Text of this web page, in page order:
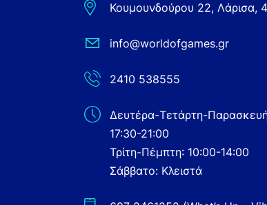
Κουμουνδούρου 22, Λάρισα,
info@worldofgames.gr
2410 538555
Δευτέρα-Τετάρτη-
17:30-21:00
Τρίτη-Πέμπτη: 10:00-14:00
Σάββατο: Κλειστά